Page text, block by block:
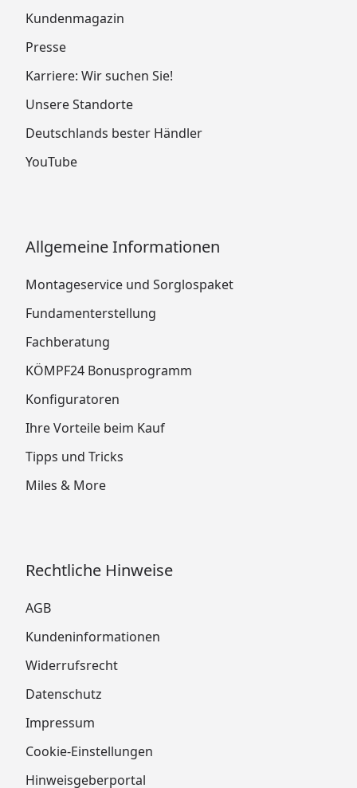
Kundenmagazin
Presse
Karriere: Wir suchen Sie!
Unsere Standorte
Deutschlands bester Händler
YouTube
Allgemeine Informationen
Montageservice und Sorglospaket
Fundamenterstellung
Fachberatung
KÖMPF24 Bonusprogramm
Konfiguratoren
Ihre Vorteile beim Kauf
Tipps und Tricks
Miles & More
Rechtliche Hinweise
AGB
Kundeninformationen
Widerrufsrecht
Datenschutz
Impressum
Cookie-Einstellungen
Hinweisgeberportal